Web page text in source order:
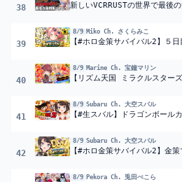
38
39
8/9 Miko Ch. さくらみこ
40
8/9 Marine Ch. 宝鐘マリン
41
8/9 Subaru Ch. 大空スバル
42
8/9 Subaru Ch. 大空スバル
8/9 Pekora Ch. 兎田ぺこら